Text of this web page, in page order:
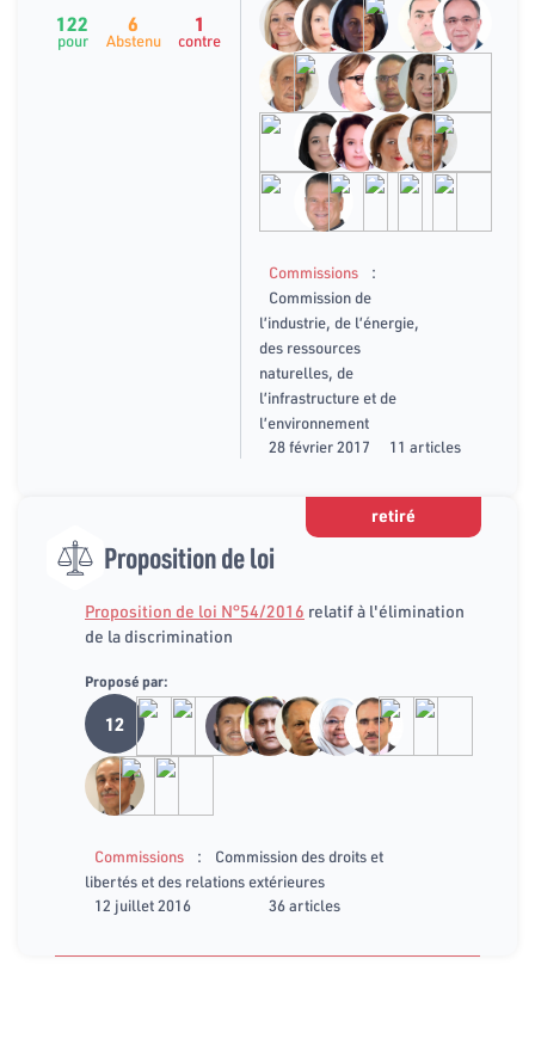
122
pour
6
Abstenu
1
contre
Commissions :
Commission de
l’industrie, de l’énergie,
des ressources
naturelles, de
l’infrastructure et de
l’environnement
28 février 2017
11 articles
retiré
Proposition de loi
Proposition de loi N°54/2016 relatif à l'élimination
de la discrimination
Proposé par:
12
Commissions :
Commission des droits et
libertés et des relations extérieures
12 juillet 2016
36 articles